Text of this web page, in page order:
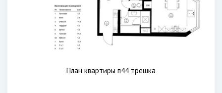
План квартиры п44 трешка